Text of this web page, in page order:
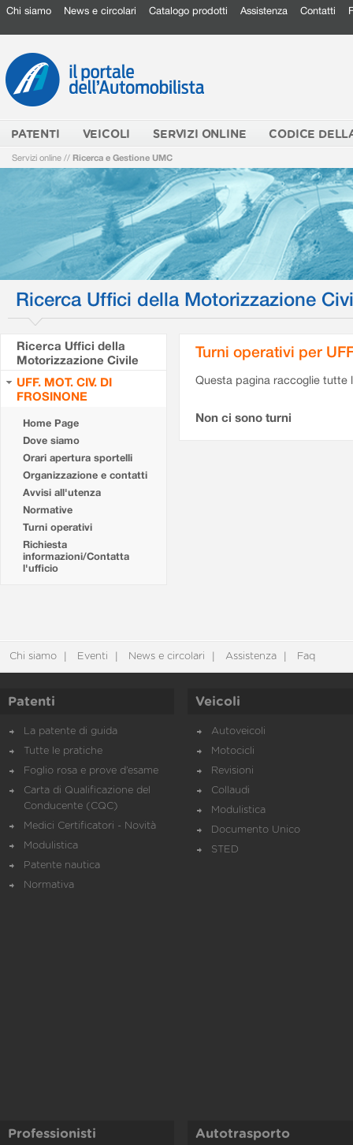
Chi siamo News e circolari Catalogo prodotti Assistenza Contatti
PATENTI VEICOLI SERVIZI ONLINE CODICE
Servizi online // Ricerca e Gestione UMC
Ricerca Uffici della Motorizzazione
Ricerca Uffici della
Motorizzazione Civile
UFF. MOT. CIV. DI
FROSINONE
Home Page
Dove siamo
Orari apertura sportelli
Organizzazione e contatti
Avvisi all'utenza
Normative
Turni operativi
Richiesta
informazioni/Contatta
l'ufficio
Turni operativi per
Questa pagina raccoglie tutte
Non ci sono turni
Chi siamo Eventi News e circolari Assistenza Faq
Patenti
La patente di guida
Tutte le pratiche
Foglio rosa e prove d’esame
Carta di Qualificazione del
Conducente (CQC)
Medici Certificatori - Novità
Modulistica
Patente nautica
Normativa
Veicoli
Autoveicoli
Motocicli
Revisioni
Collaudi
Modulistica
Documento Unico
STED
Professionisti Autotrasporto